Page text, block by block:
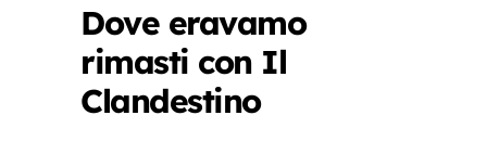
Dove eravamo
rimasti con Il
Clandestino